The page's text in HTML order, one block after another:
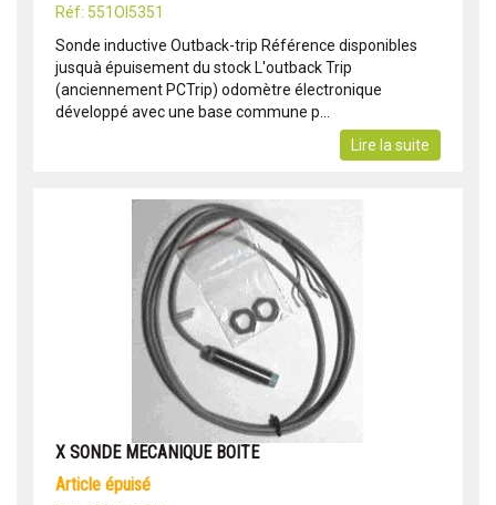
Réf: 551OI5351
Sonde inductive Outback-trip Référence disponibles
jusquà épuisement du stock L'outback Trip
(anciennement PCTrip) odomètre électronique
développé avec une base commune p...
Lire la suite
X SONDE MECANIQUE BOITE
article épuisé